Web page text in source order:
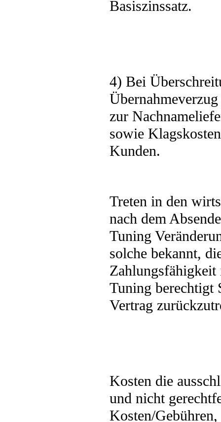
Basiszinssatz.
4) Bei
zur
sowie
Kunden.
Treten in den
nach dem
Tuning
solche bekannt,
Tuning berechtigt
Vertrag
Kosten die
und nicht
Kosten/